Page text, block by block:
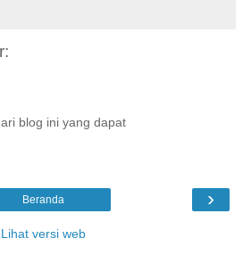
blog ini yang dapat
›
Beranda
Lihat versi web